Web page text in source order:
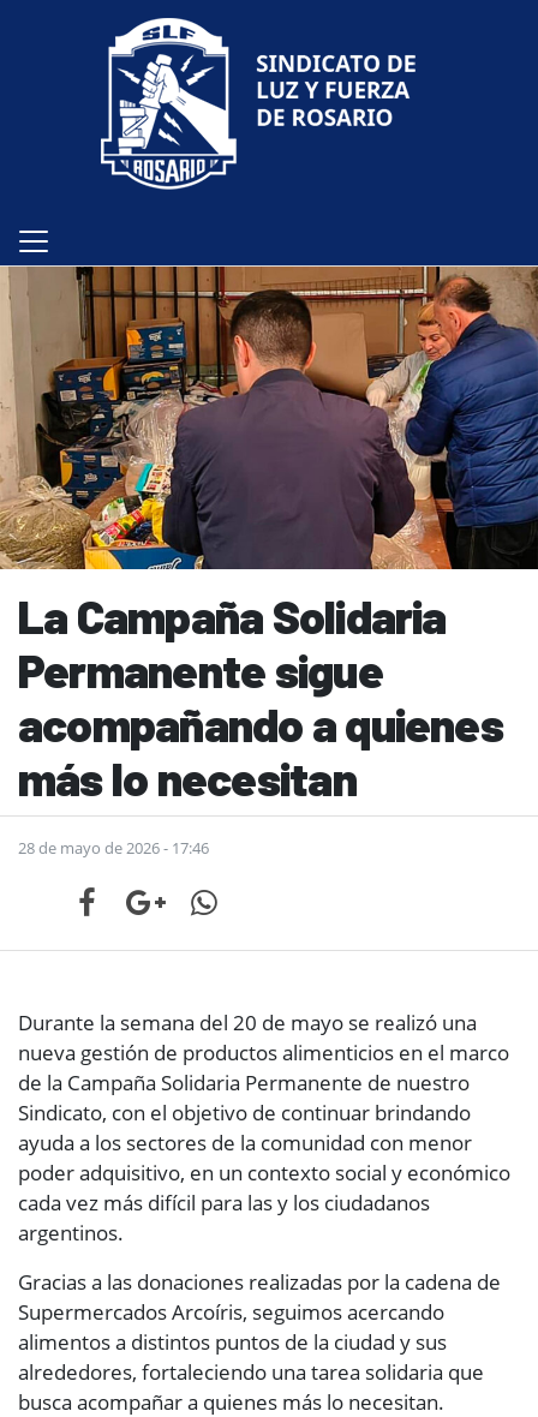
La Campaña Solidaria
Permanente sigue
acompañando a quienes
más lo necesitan
28 de mayo de 2026 - 17:46
Durante la semana del 20 de mayo se realizó una
nueva gestión de productos alimenticios en el marco
de la Campaña Solidaria Permanente de nuestro
Sindicato, con el objetivo de continuar brindando
ayuda a los sectores de la comunidad con menor
poder adquisitivo, en un contexto social y económico
cada vez más difícil para las y los ciudadanos
argentinos.
Gracias a las donaciones realizadas por la cadena de
Supermercados Arcoíris, seguimos acercando
alimentos a distintos puntos de la ciudad y sus
alrededores, fortaleciendo una tarea solidaria que
busca acompañar a quienes más lo necesitan.